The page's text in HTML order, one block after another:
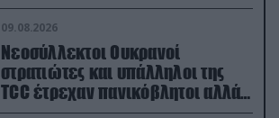
09.08.2026
Νεοσύλλεκτοι Ουκρανοί
στρατιώτες και υπάλληλοι της
TCC έτρεχαν πανικόβλητοι αλλά…
εξοντώθηκαν – Δείτε βίντεο